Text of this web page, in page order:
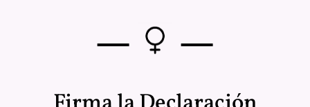
— —